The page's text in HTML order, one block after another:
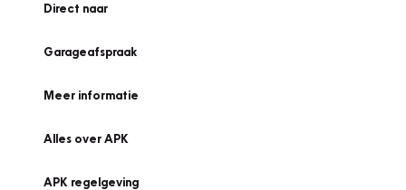
Direct naar
Garageafspraak
Meer informatie
Alles over APK
APK regelgeving